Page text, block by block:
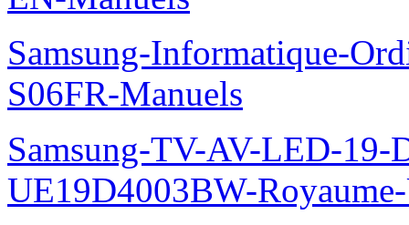
Samsung-Informatique-
S06FR-Manuels
Samsung-TV-AV-LED-
UE19D4003BW-